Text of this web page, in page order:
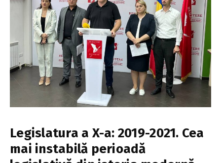
Legislatura a X-a: 2019-2021. Cea
mai instabilă perioadă